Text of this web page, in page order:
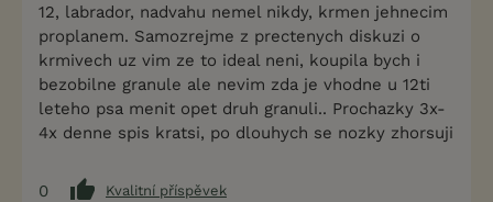
12, labrador, nadvahu nemel nikdy, krmen jehnecim
proplanem. Samozrejme z prectenych diskuzi o
krmivech uz vim ze to ideal neni, koupila bych i
bezobilne granule ale nevim zda je vhodne u 12ti
leteho psa menit opet druh granuli.. Prochazky 3x-
4x denne spis kratsi, po dlouhych se nozky zhorsuji
0
Kvalitní příspěvek